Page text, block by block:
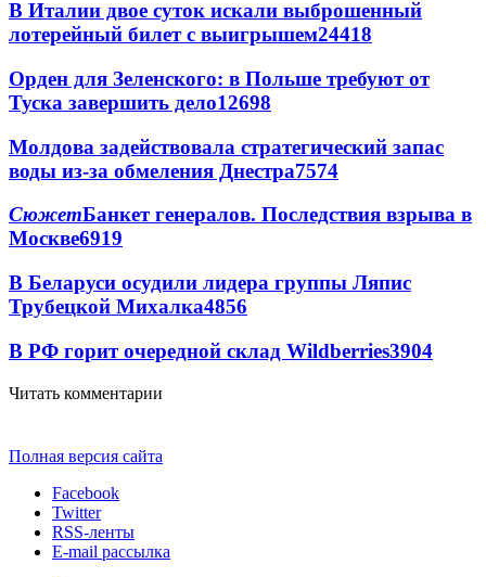
В Италии двое суток искали выброшенный
лотерейный билет с выигрышем24418
Орден для Зеленского: в Польше требуют от
Туска завершить дело12698
Молдова задействовала стратегический запас
воды из-за обмеления Днестра7574
СюжетБанкет генералов. Последствия взрыва в
Москве6919
В Беларуси осудили лидера группы Ляпис
Трубецкой Михалка4856
В РФ горит очередной склад Wildberries3904
Читать комментарии
Полная версия сайта
Facebook
Twitter
RSS-ленты
E-mail рассылка